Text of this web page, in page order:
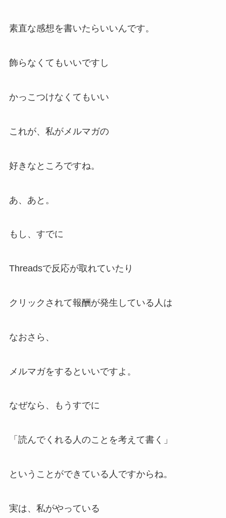
素直な感想を書いたらいいんです。
飾らなくてもいいですし
かっこつけなくてもいい
これが、私がメルマガの
好きなところですね。
あ、あと。
もし、すでに
Threadsで反応が取れていたり
クリックされて報酬が発生している人は
なおさら、
メルマガをするといいですよ。
なぜなら、もうすでに
「読んでくれる人のことを考えて書く」
ということができている人ですからね。
実は、私がやっている